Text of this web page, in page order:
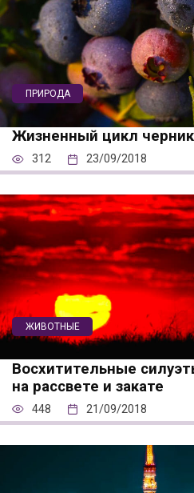
ПРИРОДА
Жизненный цикл
312 23/09/2018
ЖИВОТНЫЕ
Восхитительные
на рассвете и закате
448 21/09/2018